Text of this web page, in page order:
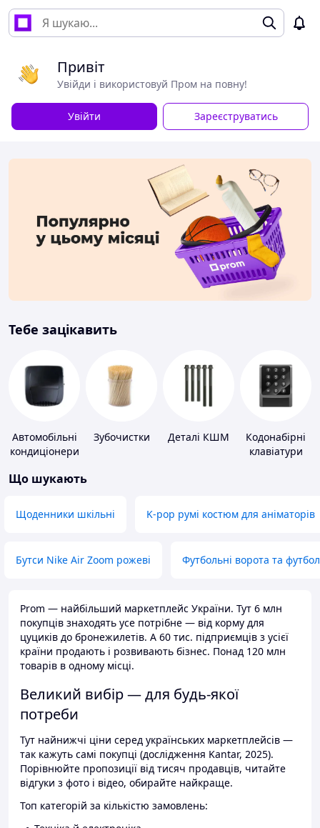
Привіт
Увійди і використовуй Пром на повну!
Увійти Зареєструватись
Тебе зацікавить
Автомобільні
кондиціонери
Зубочистки Деталі КШМ
Кодонабірні
клавіатури
Що шукають
Щоденники шкільні K-pop румі костюм для аніматорів
Бутси Nike Air Zoom рожеві Футбольні ворота та
Prom — найбільший маркетплейс України. Тут 6 млн
покупців знаходять усе потрібне — від корму для
цуциків до бронежилетів. А 60 тис. підприємців з усієї
країни продають і розвивають бізнес. Понад 120 млн
товарів в одному місці.
Великий вибір — для будь-якої
потреби
Тут найнижчі ціни серед українських маркетплейсів —
так кажуть самі покупці (дослідження Kantar, 2025).
Порівнюйте пропозиції від тисяч продавців, читайте
відгуки з фото і відео, обирайте найкраще.
Топ категорій за кількістю замовлень: